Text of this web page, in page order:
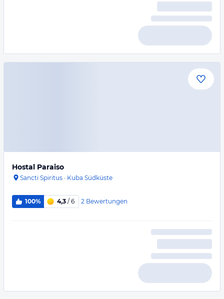
Hostal Paraiso
Sancti Spiritus · Kuba Südküste
100% 4,3 / 6 2 Bewertungen